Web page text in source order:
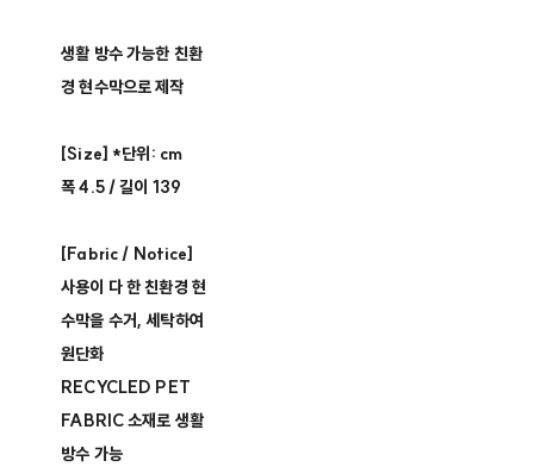
생활 방수 가능한 친환
경 현수막으로 제작
[Size] *단위: cm
폭 4.5 / 길이 139
[Fabric / Notice]
사용이 다 한 친환경 현
수막을 수거, 세탁하여
원단화
RECYCLED PET
FABRIC 소재로 생활
방수 가능